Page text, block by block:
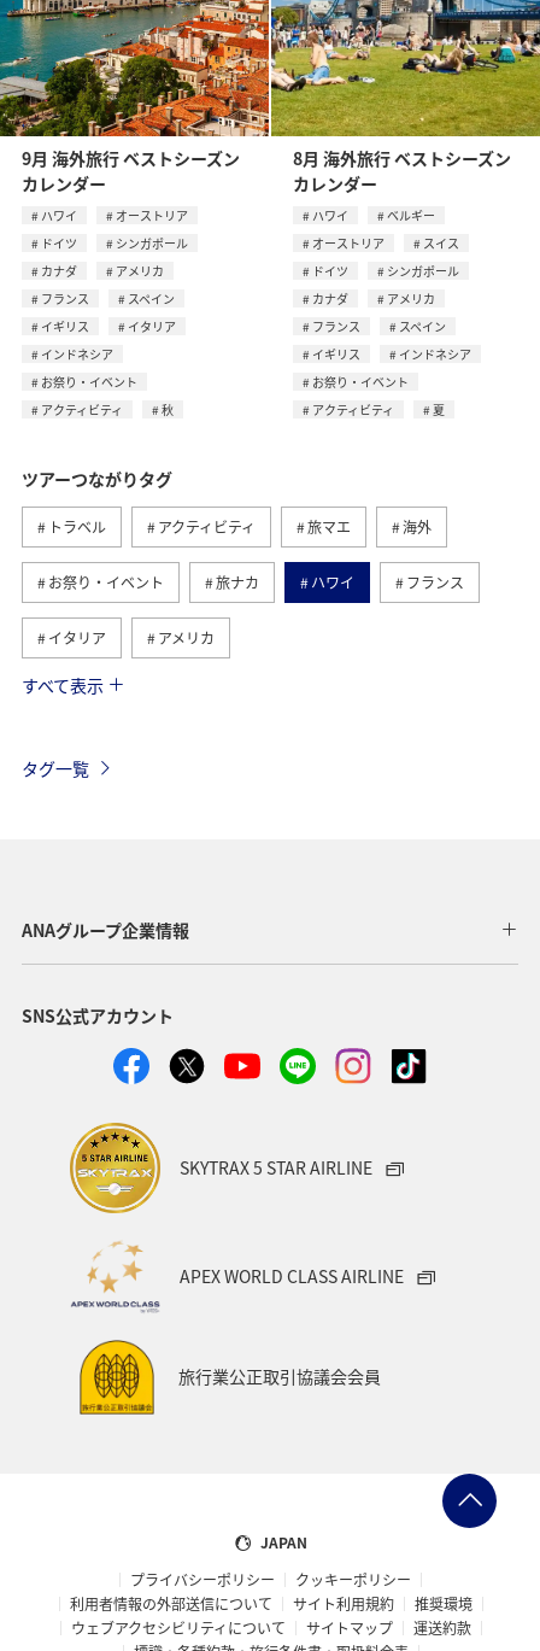
9月 海外旅行 ベストシーズン
カレンダー
ハワイ
オーストリア
ドイツ
シンガポール
カナダ
アメリカ
フランス
スペイン
イギリス
イタリア
インドネシア
お祭り・イベント
アクティビティ
秋
8月 海外旅行 ベストシーズン
カレンダー
ハワイ
ベルギー
オーストリア
スイス
ドイツ
シンガポール
カナダ
アメリカ
フランス
スペイン
イギリス
インドネシア
お祭り・イベント
アクティビティ
夏
ツアーつながりタグ
トラベル アクティビティ 旅マエ 海外
お祭り・イベント 旅ナカ ハワイ フランス
イタリア アメリカ
グルメ
歴史・文化・芸術 温泉 秋 韓国 春
冬 フィリピン
マイルを使う 兵庫県 年末年始 趣味
関西地方
ANAショッピング A-style
ANAマイレージクラブ
サイクリング
アプリ AMC会員専用サービス
旅の準備
すべて表示
タグ一覧
ANAグループ企業情報
SNS公式アカウント
SKYTRAX 5 STAR AIRLINE
APEX WORLD CLASS AIRLINE
旅行業公正取引協議会会員
JAPAN
プライバシーポリシー
クッキーポリシー
利用者情報の外部送信について
サイト利用規約
推奨環境
ウェブアクセシビリティについて
サイトマップ
運送約款